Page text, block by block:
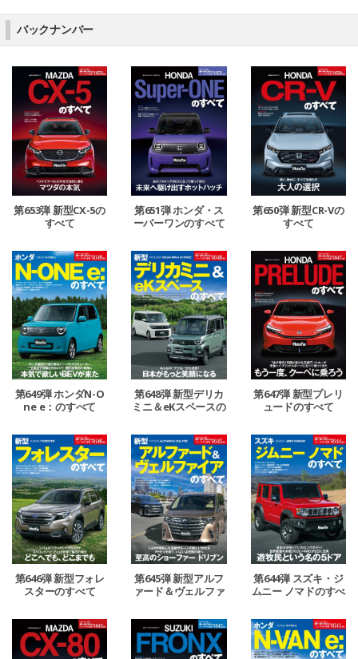
バックナンバー
第653弾 新型CX-5の
すべて
第651弾 ホンダ・ス
ーパーワンのすべて
第650弾 新型CR-Vの
すべて
第649弾 ホンダN-O
ne e：のすべて
第648弾 新型デリカ
ミニ＆eKスペースの
第647弾 新型プレリ
ュードのすべて
第646弾 新型フォレ
スターのすべて
第645弾 新型アルフ
ァード＆ヴェルファ
第644弾 スズキ・ジ
ムニー ノマドのすべ